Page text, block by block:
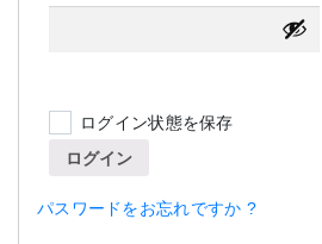
須
ログイン状態を保存
ログイン
パスワードをお忘れですか ?